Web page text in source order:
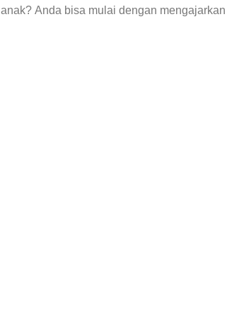
anak? Anda bisa mulai dengan